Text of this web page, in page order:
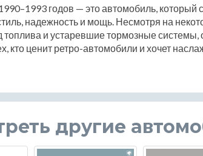
годов — это автомобиль, который
надежность и мощь. Несмотря на
топлива и устаревшие тормозные системы,
кто ценит ретро-автомобили и хочет
другие